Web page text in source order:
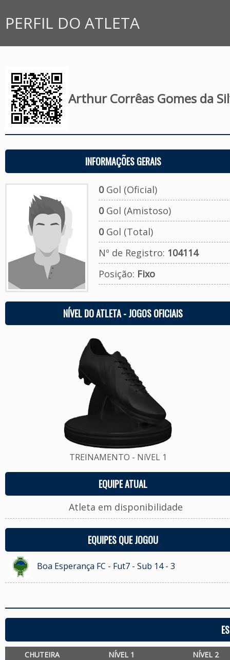
PERFIL DO ATLETA
Arthur Corrêas Gomes da
INFORMAÇÕES GERAIS
0Gol (Oficial)
0Gol (Amistoso)
0Gol (Total)
Nº de Registro: 104114
Posição: Fixo
NÍVEL DO ATLETA - JOGOS OFICIAIS
TREINAMENTO - NíVEL 1
EQUIPE ATUAL
Atleta em disponibilidade
EQUIPES QUE JOGOU
Boa Esperança FC - Fut7 - Sub 14 - 3
CHUTEIRA NÍVEL 1 NÍVEL 2